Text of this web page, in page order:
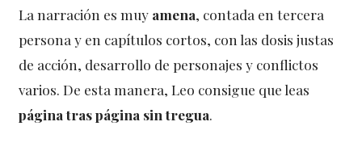
La narración es muy amena, contada en tercera
persona y en capítulos cortos, con las dosis justas
de acción, desarrollo de personajes y conflictos
varios. De esta manera, Leo consigue que leas
página tras página sin tregua.